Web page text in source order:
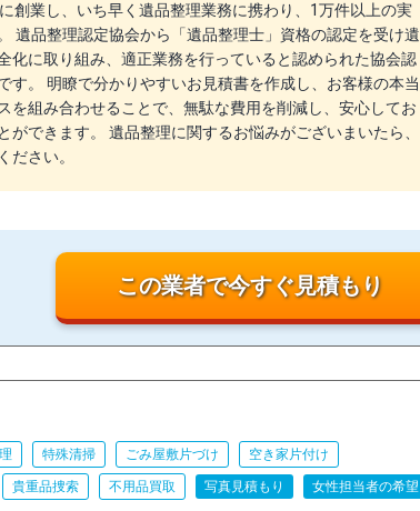
創業し、いち早く遺品整理業務に携わり、1万件以上の実
遺品整理認定協会から「遺品整理士」資格の認定を受け遺
化に取り組み、適正業務を行っていると認められた協会認
す。 明瞭で分かりやすいお見積書を作成し、お客様の本当
を組み合わせることで、無駄な費用を削減し、安心してお
ができます。 遺品整理に関するお悩みがございまいたら、
ださい。
この業者で今すぐ見積もり
特殊清掃 ごみ屋敷片づけ 空き家片付け
貴重品捜索 不用品買取 写真見積もり 女性担当者の希望